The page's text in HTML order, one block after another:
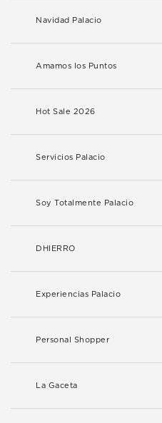
Navidad Palacio
Amamos los Puntos
Hot Sale 2026
Servicios Palacio
Soy Totalmente Palacio
DHIERRO
Experiencias Palacio
Personal Shopper
La Gaceta